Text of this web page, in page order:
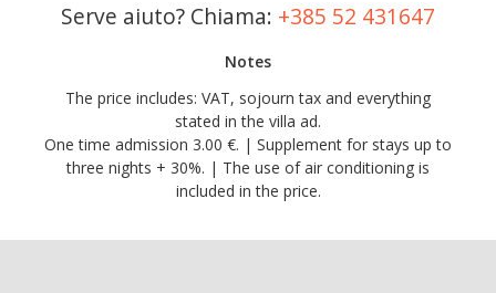
Serve aiuto? Chiama: +385 52 431647
Notes
The price includes: VAT, sojourn tax and everything
stated in the villa ad.
One time admission 3.00 €. | Supplement for stays up to
three nights + 30%. | The use of air conditioning is
included in the price.